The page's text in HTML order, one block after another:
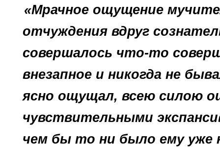
«Мрачное ощущение
отчуждения вдруг
совершалось что-то
внезапное и никогда не
ясно ощущал, всею силою
чувствительными
чем бы то ни было ему уже